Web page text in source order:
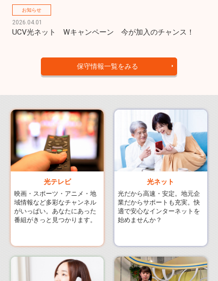
お知らせ
2026.04.01
UCV光ネット　Wキャンペーン　今が加入のチャンス！
保守情報一覧をみる
光テレビ
映画・スポーツ・アニメ・地
域情報など多彩なチャンネル
がいっぱい。あなたにあった
番組がきっと見つかります。
光ネット
光だから高速・安定。地元企
業だからサポートも充実。快
適で安心なインターネットを
始めませんか？